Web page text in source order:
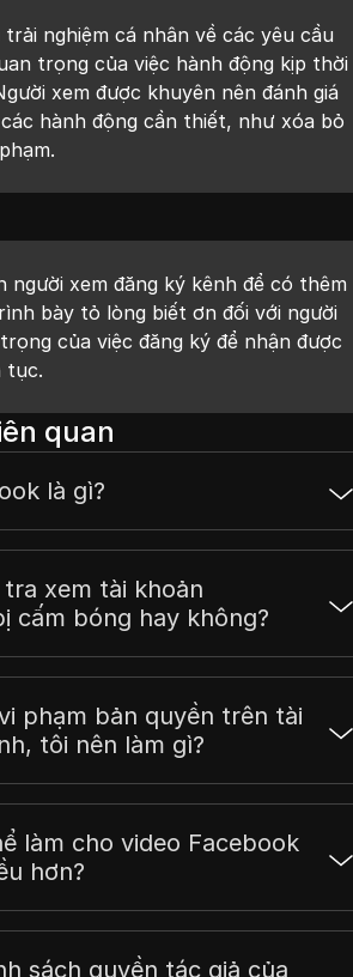
nghiệm cá nhân về các yêu cầu
trọng của việc hành động kịp thời
xem được khuyên nên đánh giá
hành động cần thiết, như xóa bỏ
người xem đăng ký kênh để có thêm
bày tỏ lòng biết ơn đối với người
của việc đăng ký để nhận được
tục.
quan
là gì?
xem tài khoản
cấm bóng hay không?
phạm bản quyền trên tài
tôi nên làm gì?
làm cho video Facebook
hơn?
sách quyền tác giả của